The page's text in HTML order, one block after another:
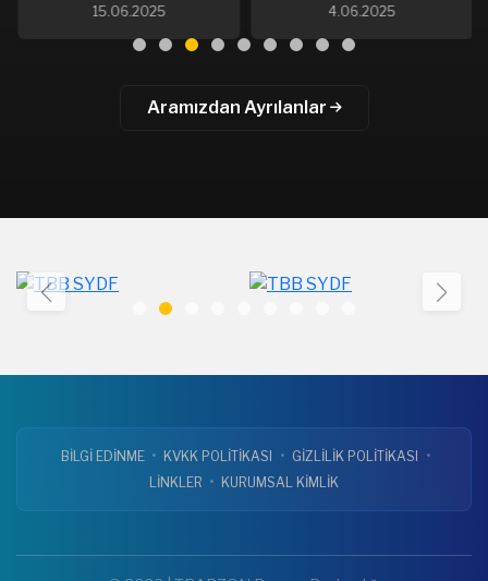
15.06.2025 4.06.2025
Aramızdan Ayrılanlar
BİLGİ EDİNME • KVKK POLİTİKASI • GİZLİLİK POLİTİKASI •
LİNKLER • KURUMSAL KİMLİK